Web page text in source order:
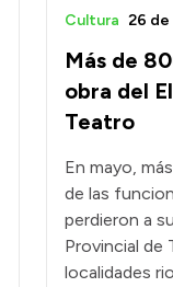
Más de
obra del
Teatro
Cultura 26 de
En mayo,
de las
perdieron a
Provincial de
localidades